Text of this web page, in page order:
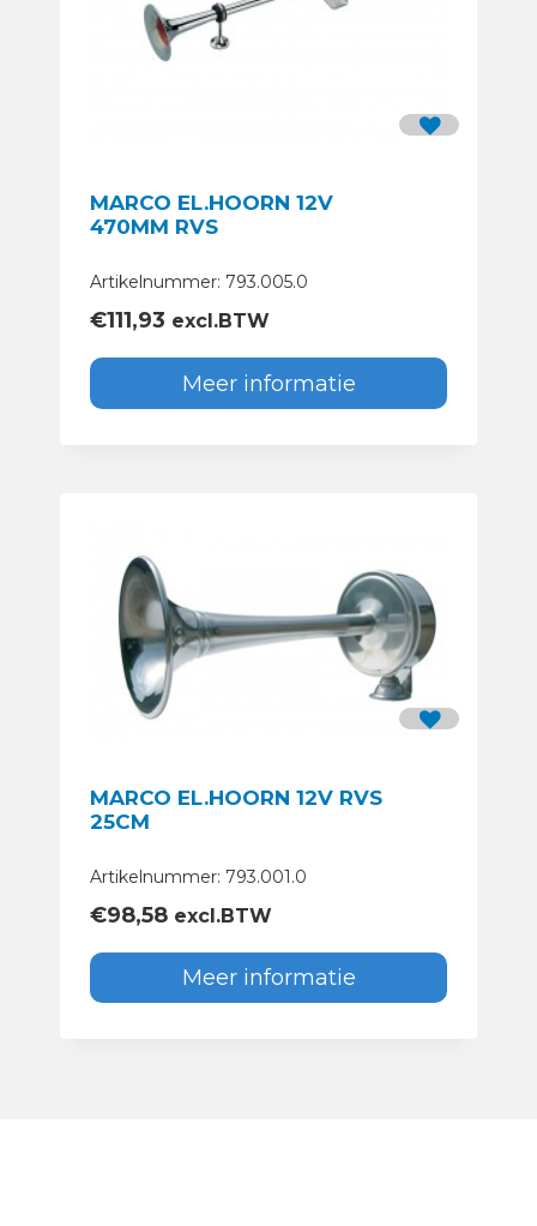
MARCO EL.HOORN 12V
470MM RVS
Artikelnummer: 793.005.0
€111,93 excl.BTW
Meer informatie
MARCO EL.HOORN 12V RVS
25CM
Artikelnummer: 793.001.0
€98,58 excl.BTW
Meer informatie